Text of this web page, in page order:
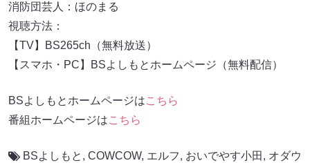
消防団芸人：ほのまる
視聴方法：
【TV】BS265ch（無料放送）
【スマホ・PC】BSよしもとホームページ（無料配信）
BSよしもとホームページはこちら
番組ホームページはこちら
BSよしもと , COWCOW, エルフ, おいでやす小田 , オダウ